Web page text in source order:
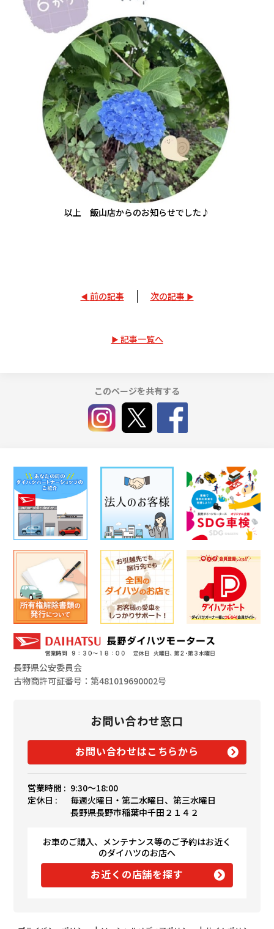
以上 飯山店からのお知らせでした♪
前の記事 次の記事
記事一覧へ
このページを共有する
長野県公安委員会
古物商許可証番号：第481019690002号
お問い合わせ窓口
お問い合わせはこちらから
営業時間 : 9:30〜18:00
定休日 :
毎週火曜日・第二水曜日、第三水曜日
長野県長野市稲葉中千田２１４２
お車のご購入、メンテナンス等のご予約はお近く
のダイハツのお店へ
お近くの店舗を探す